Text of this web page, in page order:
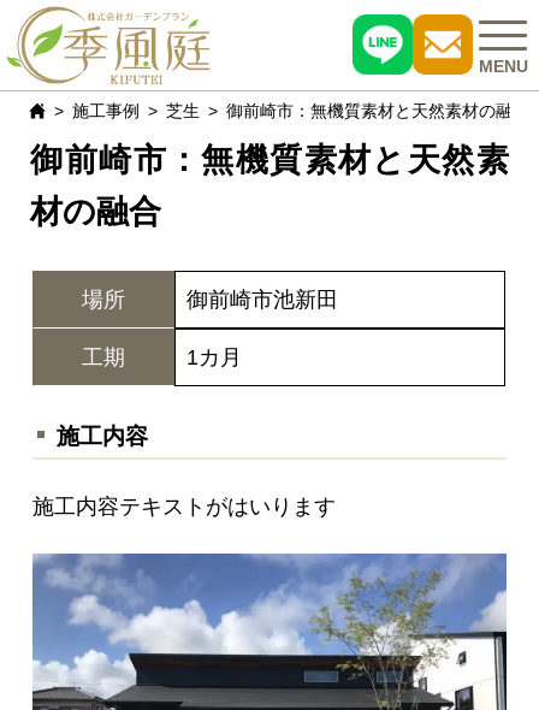
MENU
施工事例
おすすめ商品
現場レポート
施工事例 芝生 御前崎市：無機質素材と天然素材の融合
御前崎市：無機質素材と天然素
材の融合
場所 御前崎市池新田
工期 1カ月
施工内容
施工内容テキストがはいります